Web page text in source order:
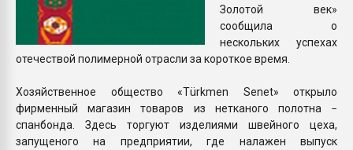
Золотой век»
сообщила о
нескольких успехах
отечествой полимерной отрасли за короткое время.
Хозяйственное общество «Тürkmen Senet» открыло
фирменный магазин товаров из нетканого полотна −
спанбонда. Здесь торгуют изделиями швейного цеха,
запущеного на предприятии, где налажен выпуск